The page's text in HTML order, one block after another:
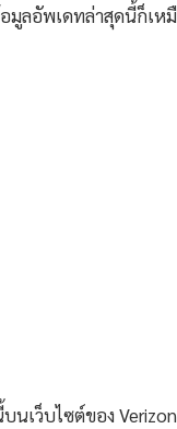
มูลอัพเดทล่าสุดนี้ก็เห
เว็บไซต์ของ